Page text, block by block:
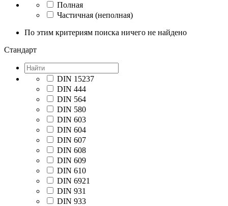
Полная
Частичная (неполная)
По этим критериям поиска ничего не найдено
Стандарт
DIN 15237
DIN 444
DIN 564
DIN 580
DIN 603
DIN 604
DIN 607
DIN 608
DIN 609
DIN 610
DIN 6921
DIN 931
DIN 933